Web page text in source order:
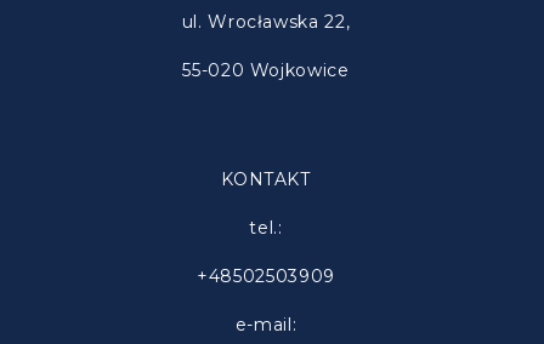
ul. Wrocławska 22,
55-020 Wojkowice
KONTAKT
tel.:
+48502503909
e-mail: